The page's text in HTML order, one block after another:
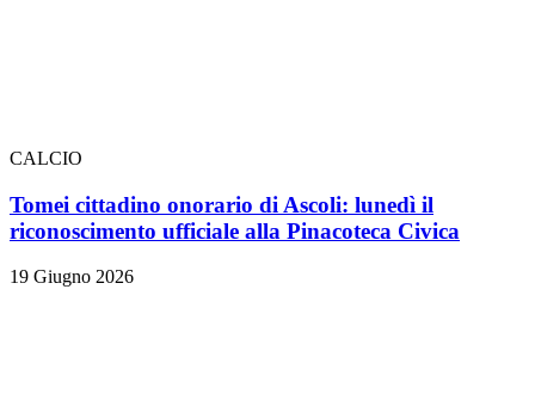
CALCIO
Tomei cittadino onorario di Ascoli: lunedì il
riconoscimento ufficiale alla Pinacoteca Civica
19 Giugno 2026